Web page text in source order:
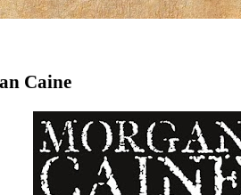
Caine